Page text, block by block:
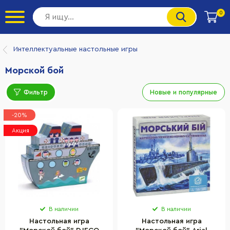
0
Интеллектуальные настольные игры
Морской бой
Фильтр Новые и популярные
-20%
Акция
В наличии
Настольная игра
В наличии
Настольная игра